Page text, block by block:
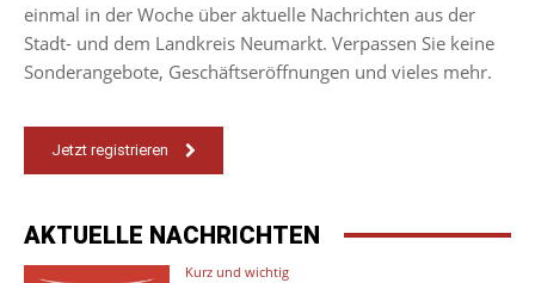
einmal in der Woche über aktuelle Nachrichten aus der
Stadt- und dem Landkreis Neumarkt. Verpassen Sie keine
Sonderangebote, Geschäftseröffnungen und vieles mehr.
Jetzt registrieren
AKTUELLE NACHRICHTEN
Kurz und wichtig